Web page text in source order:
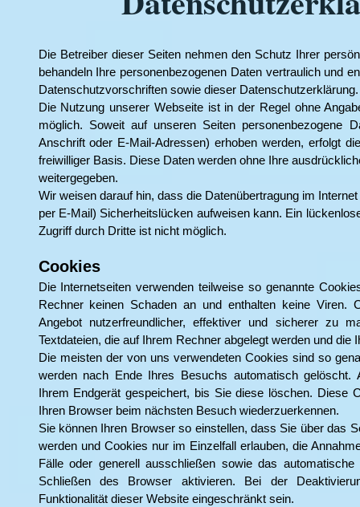
Die Betreiber dieser Seiten nehmen den Schutz Ihrer
behandeln Ihre personenbezogenen Daten vertraulich und
Datenschutzvorschriften sowie dieser Datenschutzerklärung.
Die Nutzung unserer Webseite ist in der Regel ohne
möglich. Soweit auf unseren Seiten personenbezogene
Anschrift oder E-Mail-Adressen) erhoben werden, erfolgt
freiwilliger Basis. Diese Daten werden ohne Ihre
weitergegeben.
Wir weisen darauf hin, dass die Datenübertragung im
per E-Mail) Sicherheitslücken aufweisen kann. Ein
Zugriff durch Dritte ist nicht möglich.
Cookies
Die Internetseiten verwenden teilweise so genannte
Rechner keinen Schaden an und enthalten keine Viren.
Angebot nutzerfreundlicher, effektiver und sicherer zu
Textdateien, die auf Ihrem Rechner abgelegt werden und die
Die meisten der von uns verwendeten Cookies sind so
werden nach Ende Ihres Besuchs automatisch gelöscht.
Ihrem Endgerät gespeichert, bis Sie diese löschen. Diese
Ihren Browser beim nächsten Besuch wiederzuerkennen.
Sie können Ihren Browser so einstellen, dass Sie über das
werden und Cookies nur im Einzelfall erlauben, die
Fälle oder generell ausschließen sowie das
Schließen des Browser aktivieren. Bei der
Funktionalität dieser Website eingeschränkt sein.